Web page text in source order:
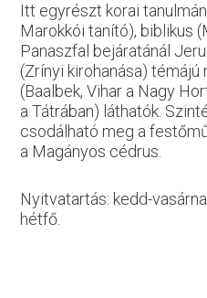
Itt egyrészt korai
Marokkói tanító), biblikus
Panaszfal bejáratánál
(Zrínyi kirohanása)
(Baalbek, Vihar a Nagy
a Tátrában) láthatók.
csodálható meg a
a Magányos cédrus.
Nyitvatartás: kedd-
hétfő.